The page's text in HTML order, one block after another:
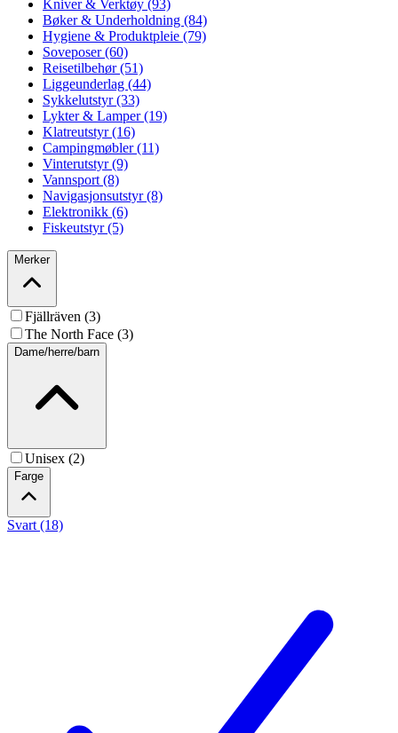
Kniver & Verktøy (93)
Bøker & Underholdning (84)
Hygiene & Produktpleie (79)
Soveposer (60)
Reisetilbehør (51)
Liggeunderlag (44)
Sykkelutstyr (33)
Lykter & Lamper (19)
Klatreutstyr (16)
Campingmøbler (11)
Vinterutstyr (9)
Vannsport (8)
Navigasjonsutstyr (8)
Elektronikk (6)
Fiskeutstyr (5)
Merker
Fjällräven (3)
The North Face (3)
Dame/herre/barn
Unisex (2)
Farge
Svart (18)